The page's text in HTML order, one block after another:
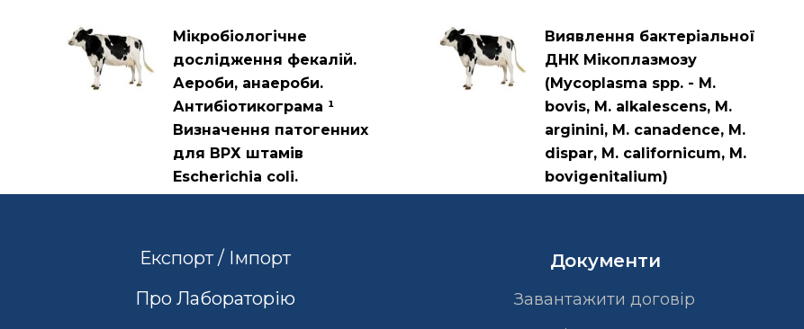
Мікробіологічне
дослідження фекалій.
Аероби, анаероби.
Антибіотикограма ¹
Визначення патогенних
для ВРХ штамів
Escherichia coli.
Виявлення бактеріальної
ДНК Мікоплазмозу
(Mycoplasma spp. - M.
bovis, M. alkalescens, M.
arginini, M. canadence, M.
dispar, M. californicum, M.
bovigenitalium)
Експорт / Імпорт
Про Лабораторію
Документи
Завантажити договір